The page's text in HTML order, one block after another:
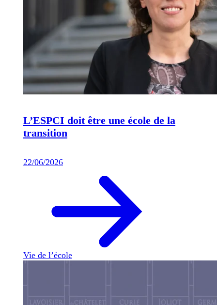
L’ESPCI doit être une école de la
transition
22/06/2026
Vie de l’école